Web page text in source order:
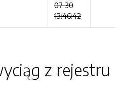
07-30
13:46:42
z rejestru